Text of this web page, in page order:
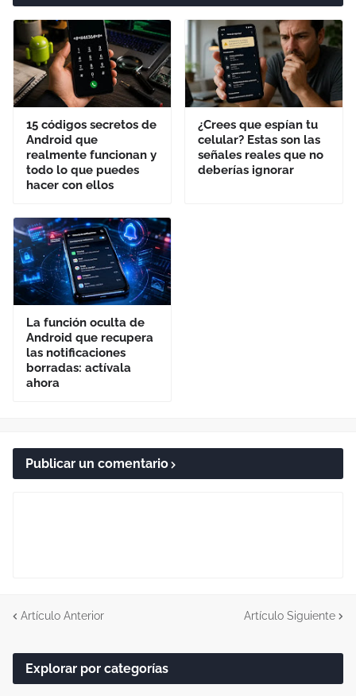
15 códigos secretos de
Android que
realmente funcionan y
todo lo que puedes
hacer con ellos
¿Crees que espían tu
celular? Estas son las
señales reales que no
deberías ignorar
La función oculta de
Android que recupera
las notificaciones
borradas: actívala
ahora
Publicar un comentario
Artículo Anterior Artículo Siguiente
Explorar por categorías